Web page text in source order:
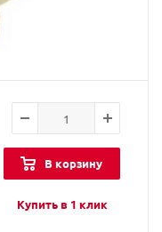
В корзину
Купить в 1 клик